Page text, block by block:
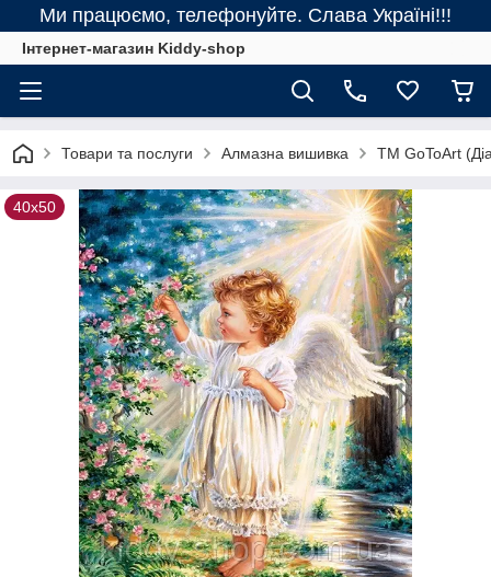
Ми працюємо, телефонуйте. Слава Україні!!!
Інтернет-магазин Kiddy-shop
Товари та послуги Алмазна вишивка ТМ GoToArt
40х50